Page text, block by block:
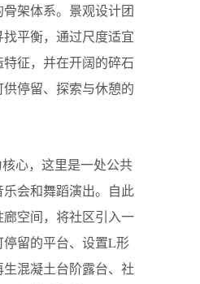
架体系。景观设计团
平衡，通过尺度适宜
征，并在开阔的碎石
停留、探索与休憩的
核心，这里是一处公共
会和舞蹈演出。自此
空间，将社区引入一
留的平台、设置L形
混凝土台阶露台、社